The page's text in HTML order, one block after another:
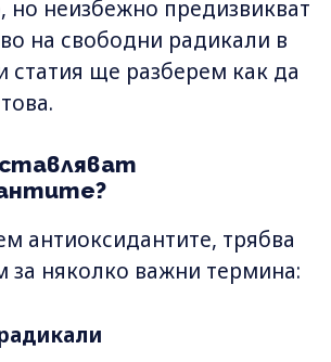
но неизбежно предизвикват
на свободни радикали в
статия ще разберем как да
антиоксидантите, трябва
за няколко важни термина: